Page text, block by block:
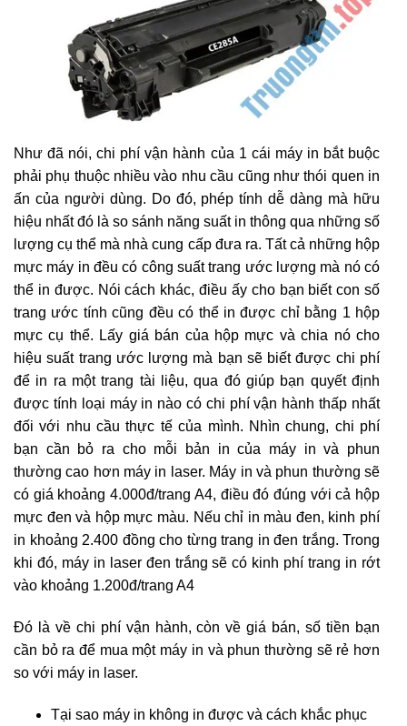
Như đã nói, chi phí vận hành của 1 cái máy in bắt buộc
phải phụ thuộc nhiều vào nhu cầu cũng như thói quen in
ấn của người dùng. Do đó, phép tính dễ dàng mà hữu
hiệu nhất đó là so sánh năng suất in thông qua những số
lượng cụ thể mà nhà cung cấp đưa ra. Tất cả những hộp
mực máy in đều có công suất trang ước lượng mà nó có
thể in được. Nói cách khác, điều ấy cho bạn biết con số
trang ước tính cũng đều có thể in được chỉ bằng 1 hộp
mực cụ thể. Lấy giá bán của hộp mực và chia nó cho
hiệu suất trang ước lượng mà bạn sẽ biết được chi phí
để in ra một trang tài liệu, qua đó giúp bạn quyết định
được tính loại máy in nào có chi phí vận hành thấp nhất
đối với nhu cầu thực tế của mình. Nhìn chung, chi phí
bạn cần bỏ ra cho mỗi bản in của máy in và phun
thường cao hơn máy in laser. Máy in và phun thường sẽ
có giá khoảng 4.000đ/trang A4, điều đó đúng với cả hộp
mực đen và hộp mực màu. Nếu chỉ in màu đen, kinh phí
in khoảng 2.400 đồng cho từng trang in đen trắng. Trong
khi đó, máy in laser đen trắng sẽ có kinh phí trang in rớt
vào khoảng 1.200đ/trang A4
Đó là về chi phí vận hành, còn về giá bán, số tiền bạn
cần bỏ ra để mua một máy in và phun thường sẽ rẻ hơn
so với máy in laser.
Tại sao máy in không in được và cách khắc phục